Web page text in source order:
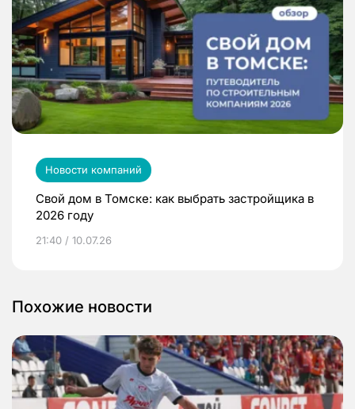
Новости компаний
Свой дом в Томске: как выбрать застройщика в
2026 году
21:40 / 10.07.26
Похожие новости